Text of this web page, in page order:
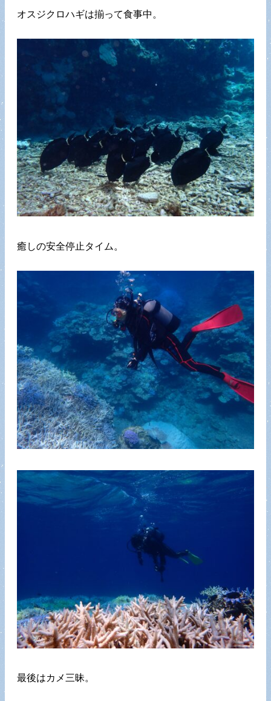
オスジクロハギは揃って食事中。
癒しの安全停止タイム。
最後はカメ三昧。